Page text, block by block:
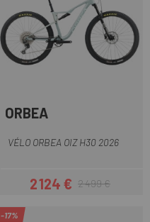
ORBEA
VÉLO ORBEA OIZ H30 2026
Prix
2 124 €Prix habituel
2 499 €
-17%